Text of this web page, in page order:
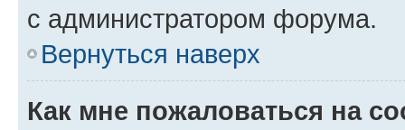
с администратором форума.
Вернуться наверх
Как мне пожаловаться на